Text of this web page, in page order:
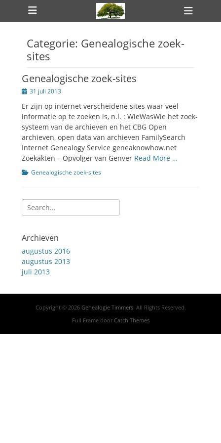
Primair menu
Ga
naar
toggle
Categorie: Genealogische zoek-
sites
Genealogische zoek-sites
Geplaatst
31 juli 2013
Er zijn op internet verscheidene sites waar veel
informatie op te zoeken is, n.l. : WieWasWie het zoek-
systeem van de archieven en het CBG Open
archieven, open data van archieven FamilySearch
Internet Genealogy Service geneaknowhow.net
Zoekakten – Opvolger van Genver Read More …
Categorien
Genealogische zoek-sites
Zoeken
naar:
Archieven
augustus 2016
augustus 2013
juli 2013
Copyright © 2026 Genealogie Timmers. All Rights Reserved.
Full Frame door Catch Themes